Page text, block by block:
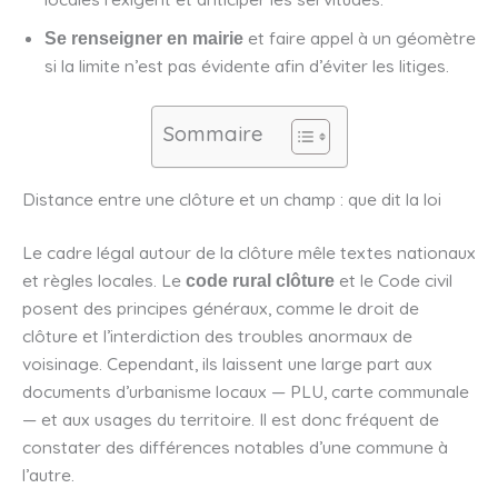
Se renseigner en mairie et faire appel à un géomètre
si la limite n’est pas évidente afin d’éviter les litiges.
Sommaire
Distance entre une clôture et un champ : que dit la loi
Le cadre légal autour de la clôture mêle textes nationaux
et règles locales. Le code rural clôture et le Code civil
posent des principes généraux, comme le droit de
clôture et l’interdiction des troubles anormaux de
voisinage. Cependant, ils laissent une large part aux
documents d’urbanisme locaux — PLU, carte communale
— et aux usages du territoire. Il est donc fréquent de
constater des différences notables d’une commune à
l’autre.